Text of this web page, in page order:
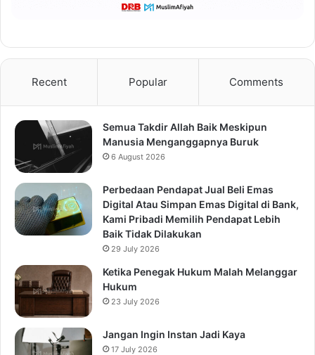
Recent Popular Comments
Semua Takdir Allah Baik Meskipun
Manusia Menganggapnya Buruk
6 August 2026
Perbedaan Pendapat Jual Beli Emas
Digital Atau Simpan Emas Digital di Bank,
Kami Pribadi Memilih Pendapat Lebih
Baik Tidak Dilakukan
29 July 2026
Ketika Penegak Hukum Malah Melanggar
Hukum
23 July 2026
Jangan Ingin Instan Jadi Kaya
17 July 2026